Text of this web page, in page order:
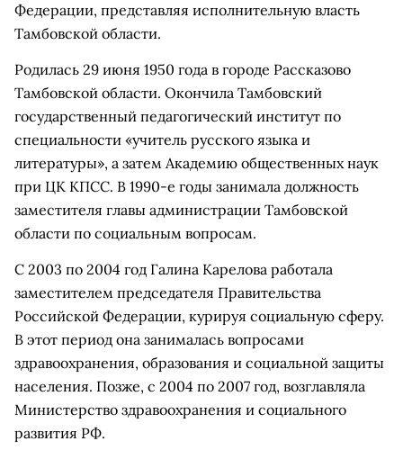
Федерации, представляя исполнительную власть
Тамбовской области.
Родилась 29 июня 1950 года в городе Рассказово
Тамбовской области. Окончила Тамбовский
государственный педагогический институт по
специальности «учитель русского языка и
литературы», а затем Академию общественных наук
при ЦК КПСС. В 1990-е годы занимала должность
заместителя главы администрации Тамбовской
области по социальным вопросам.
С 2003 по 2004 год Галина Карелова работала
заместителем председателя Правительства
Российской Федерации, курируя социальную сферу.
В этот период она занималась вопросами
здравоохранения, образования и социальной защиты
населения. Позже, с 2004 по 2007 год, возглавляла
Министерство здравоохранения и социального
развития РФ.